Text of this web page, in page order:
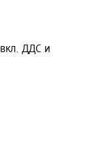
вкл. ДДС и